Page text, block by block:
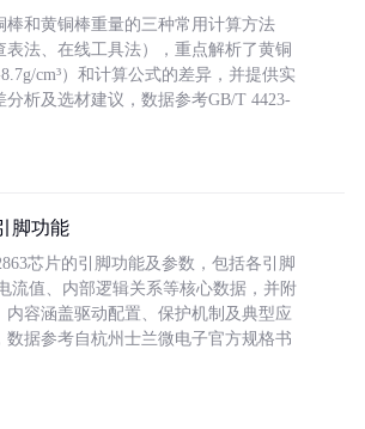
棒和黄铜棒重量的三种常用计算方法
表法、在线工具法），重点解析了黄铜
cm³）和计算公式的差异，并提供实
分析及选材建议，数据参考GB/T 4423-
脚功能
芯片的引脚功能及参数，包括各引脚
流值、内部逻辑关系等核心数据，并附
内容涵盖驱动配置、保护机制及典型应
数据参考自杭州士兰微电子官方规格书